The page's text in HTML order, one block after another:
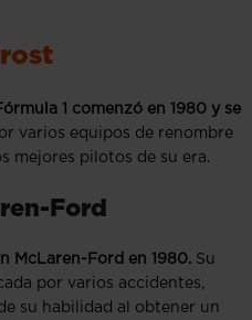
1 comenzó en 1980 y se
varios equipos de renombre
mejores pilotos de su era.
Ford
McLaren-Ford en 1980. Su
por varios accidentes,
su habilidad al obtener un